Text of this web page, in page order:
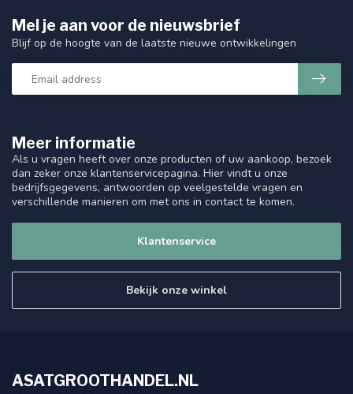
Meer informatie
Als u vragen heeft over onze producten of uw aankoop, bezoek
dan zeker onze klantenservicepagina. Hier vindt u onze
bedrijfsgegevens, antwoorden op veelgestelde vragen en
verschillende manieren om met ons in contact te komen.
Klantenservice
Bekijk onze winkel
Mel je aan voor de nieuwsbrief
Blijf op de hoogte van de laatste nieuwe ontwikkelingen
ASATGROOTHANDEL.NL